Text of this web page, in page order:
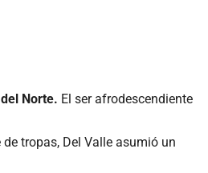
Norte. El ser afrodescendiente
tropas, Del Valle asumió un